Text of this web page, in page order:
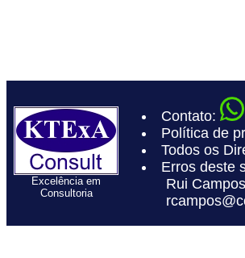
Excelência em
Consultoria
Contato:
Política de
Todos os
Erros deste
Rui Campos